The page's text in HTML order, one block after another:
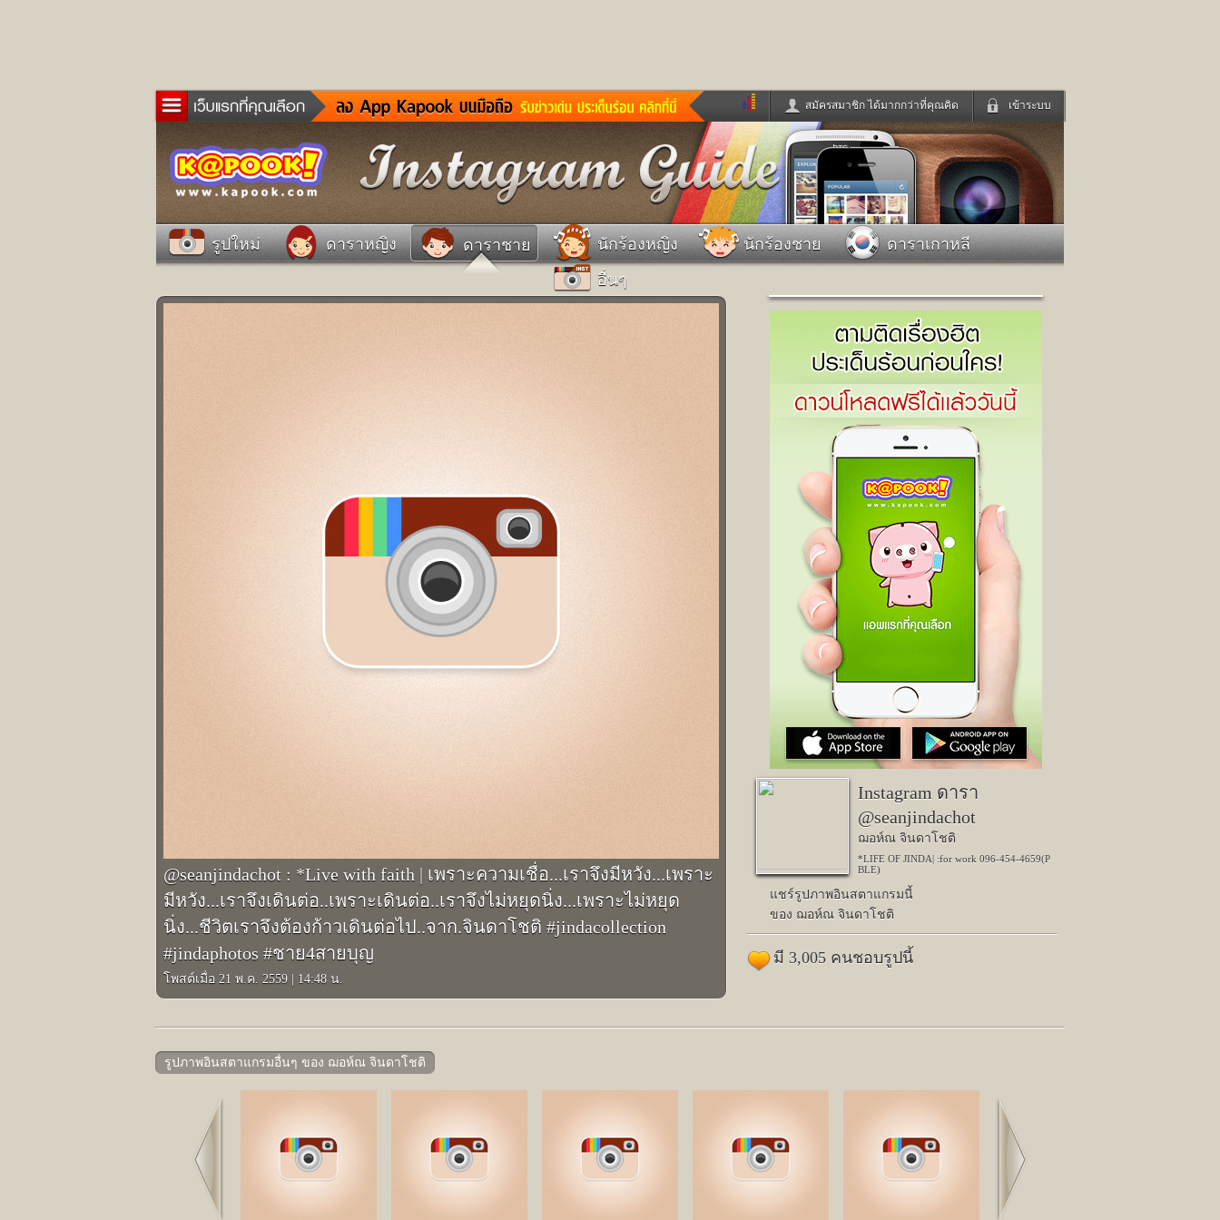
เข้าระบบ
สมัครสมาชิก ได้มากกว่าที่คุณคิด
ข่าวด่วน ข่าวสั้น ข่าวดารา
ดูทีวี
ละคร
หนังใหม่ ฟังเพลง
ฟังวิทยุออนไลน์
เกม
หมากรุกไทย แชทหมากฮอส
Glitter
แต่งงาน
แม่และเด็ก
ดูดวง
ทำนายฝัน สุขภาพ
สัตว์เลี้ยง
ผู้ชาย
ผลบอล บ้านและการตกแต่ง
ท่องเที่ยว
กลอน
dictionary
เช็คความเร็วเน็ต
Facebook
เข้าระบบด้วย User Kapook
Email
Password
เข้าระบบด้วย Facebook
รูปใหม่ ดาราหญิง ดาราชาย นักร้องหญิง นักร้องชาย
ดาราเกาหลี
อื่นๆ
@seanjindachot : *Live with faith | เพราะความเชื่อ...เราจึงมีหวัง...เพราะ
มีหวัง...เราจึงเดินต่อ..เพราะเดินต่อ..เราจึงไม่หยุดนิ่ง...เพราะไม่หยุด
นิ่ง...ชีวิตเราจึงต้องก้าวเดินต่อไป..จาก.จินดาโชติ #jindacollection
#jindaphotos #ชาย4สายบุญ
โพสต์เมื่อ 21 พ.ค. 2559 14:48 น.
Instagram ดารา
@seanjindachot
ฌอห์ณ จินดาโชติ
*LIFE OF JINDA| :for work 096-454-4659(P
BLE)
แชร์รูปภาพอินสตาแกรมนี้
ของ ฌอห์ณ จินดาโชติ
มี 3,005 คนชอบรูปนี้
รูปภาพอินสตาแกรมอื่นๆ ของ ฌอห์ณ จินดาโชติ